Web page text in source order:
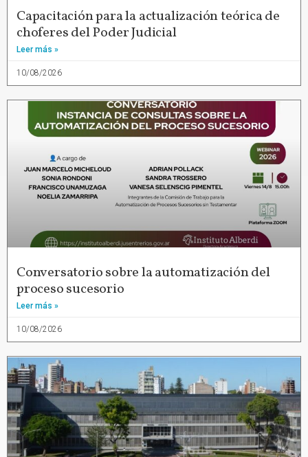
Capacitación para la actualización teórica de
choferes del Poder Judicial
Leer más »
10/08/2026
Conversatorio sobre la automatización del
proceso sucesorio
Leer más »
10/08/2026